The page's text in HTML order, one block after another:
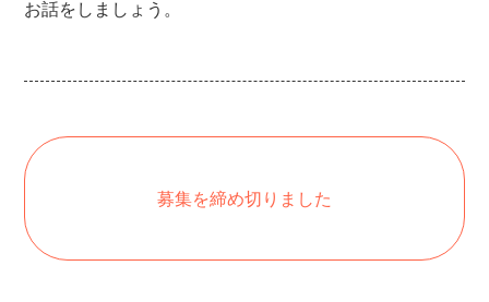
お話をしましょう。
募集を締め切りました